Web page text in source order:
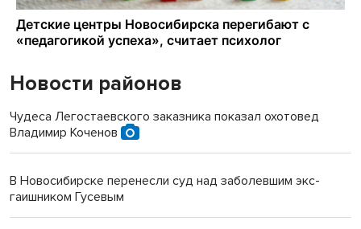
Новости районов
Чудеса Легостаевского заказника показал охотовед
Владимир Коченов
В Новосибирске перенесли суд над заболевшим экс-
гаишником Гусевым